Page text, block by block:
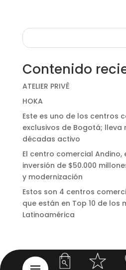
Contenido
ATELIER PRIVÊ
HOKA
Este es uno de los centros
exclusivos de Bogotá; lleva
décadas activo
El centro comercial Andino,
inversión de $50.000
y modernización
Estos son 4 centros
que están en Top 10 de los
Latinoamérica